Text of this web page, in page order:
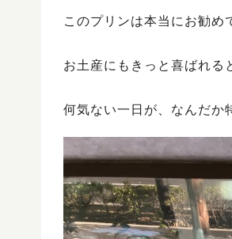
このプリンは本当にお勧め
お土産にもきっと喜ばれる
何気ない一日が、なんだか